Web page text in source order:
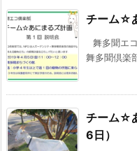
チーム☆
舞多聞エ
舞多聞倶楽
チーム☆
6日）